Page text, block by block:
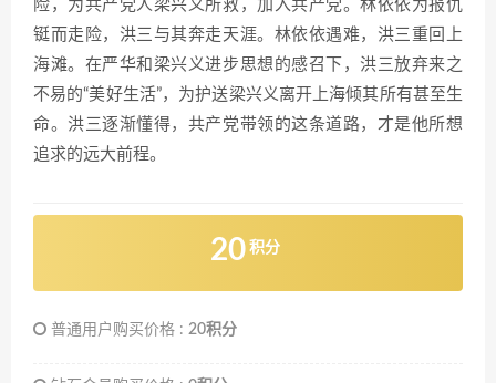
险，为共产党人梁兴义所救，加入共产党。林依依为报仇
铤而走险，洪三与其奔走天涯。林依依遇难，洪三重回上
海滩。在严华和梁兴义进步思想的感召下，洪三放弃来之
不易的“美好生活”，为护送梁兴义离开上海倾其所有甚至生
命。洪三逐渐懂得，共产党带领的这条道路，才是他所想
追求的远大前程。
20 积分
普通用户购买价格 : 20积分